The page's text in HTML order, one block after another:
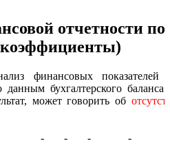
отчетности по
финансовых показателей
данным бухгалтерского
может говорить об
- - -
-